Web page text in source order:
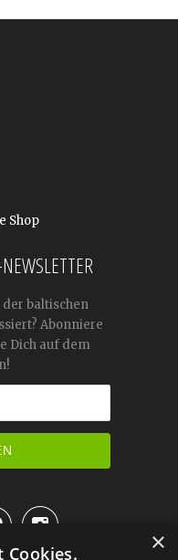
Shop
der baltischen
Abonniere
Dich auf dem
 ×
Cookies.